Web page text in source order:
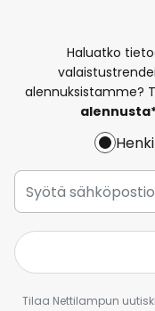
Haluatko
alennuksistamme?
Tilaa Nettilampun